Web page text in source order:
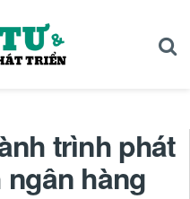
trình phát
hàng